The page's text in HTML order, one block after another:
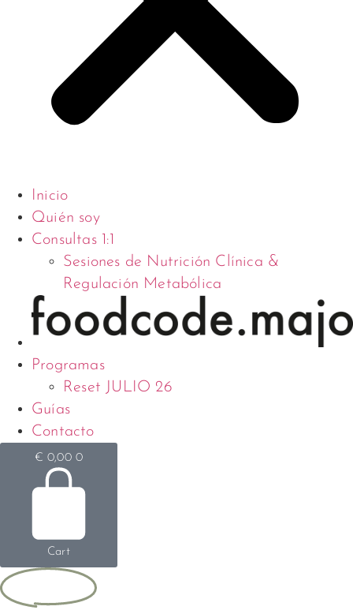
Inicio
Quién soy
Consultas 1:1
Sesiones de Nutrición Clínica &
Regulación Metabólica
Programas
Reset JULIO 26
Guías
Contacto
€ 0,00 0
Cart